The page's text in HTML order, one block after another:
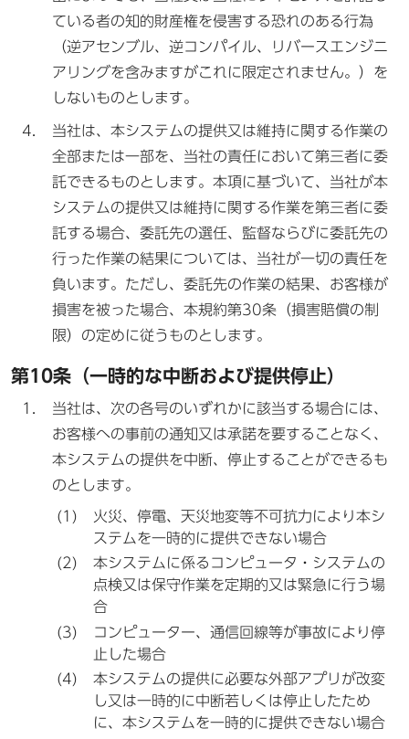
ている者の知的財産権を侵害する恐れのある行為
（逆アセンブル、逆コンパイル、リバースエンジニ
アリングを含みますがこれに限定されません。）を
しないものとします。
当社は、本システムの提供又は維持に関する作業の
全部または一部を、当社の責任において第三者に委
託できるものとします。本項に基づいて、当社が本
システムの提供又は維持に関する作業を第三者に委
託する場合、委託先の選任、監督ならびに委託先の
行った作業の結果については、当社が一切の責任を
負います。ただし、委託先の作業の結果、お客様が
損害を被った場合、本規約第30条（損害賠償の制
限）の定めに従うものとします。
第10条（一時的な中断および提供停止）
当社は、次の各号のいずれかに該当する場合には、
お客様への事前の通知又は承諾を要することなく、
本システムの提供を中断、停止することができるも
のとします。
火災、停電、天災地変等不可抗力により本シ
ステムを一時的に提供できない場合
本システムに係るコンピュータ・システムの
点検又は保守作業を定期的又は緊急に行う場
合
コンピューター、通信回線等が事故により停
止した場合
本システムの提供に必要な外部アプリが改変
し又は一時的に中断若しくは停止したため
に、本システムを一時的に提供できない場合